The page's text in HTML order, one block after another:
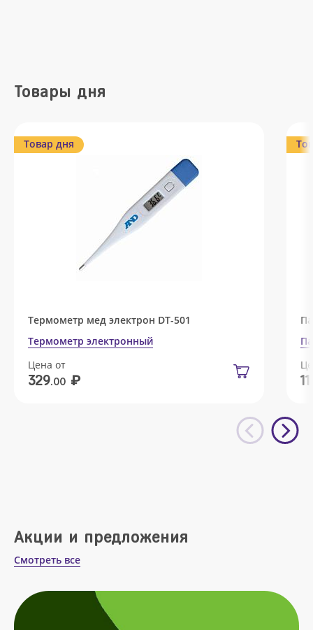
Товары дня
Товар дня
Термометр мед электрон DT-501
Термометр электронный
Цена от
329.00 ₽ 11
Акции и предложения
Смотреть все